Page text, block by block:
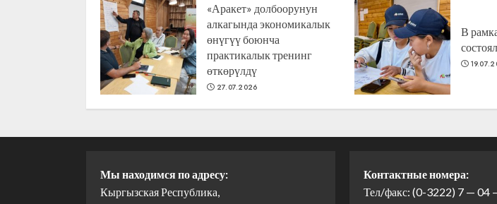
«Аракет» долбоорунун
алкагында экономикалык
өнүгүү боюнча
практикалык тренинг
өткөрүлдү
27.07.2026
В
Мы находимся по адресу:
Кыргызская Республика,
Контактные номера:
Тел/факс: (0-3222) 7 — 04